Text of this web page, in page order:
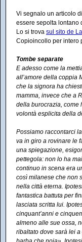
Vi segnalo un articolo
essere sepolta lontano
Lo si trova sul sito de
Copioincollo per intero
Tombe separate
E adesso come la
all’amore della coppia
che la signora ha
mamma, invece che a
della burocrazia, come
volontà esplicita della
Possiamo raccontarci
va in giro a rovinare le
una spiegazione,
pettegola: non lo ha
continuo in scena era
così milanese che non
nella città eterna.
fantastica battuta per
lasciata scritta lui.
cinquant’anni e
almeno alle sue ossa,
ribaltato dove sarà lei